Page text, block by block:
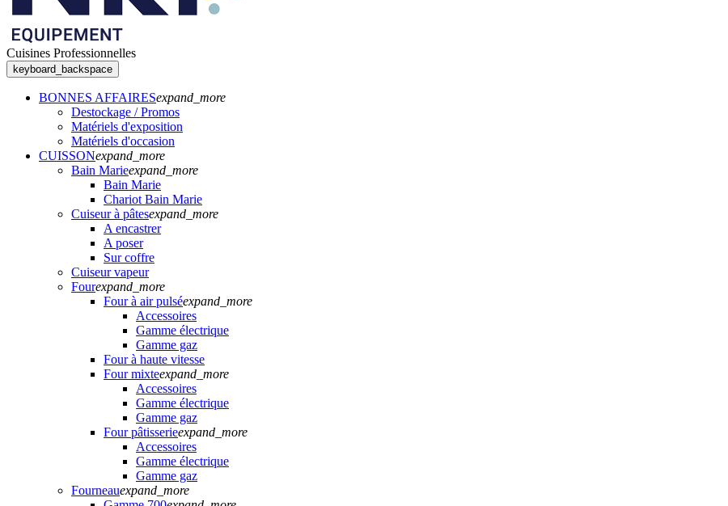
Cuisines Professionnelles
keyboard_backspace
BONNES AFFAIRESexpand_more
Destockage / Promos
Matériels d'exposition
Matériels d'occasion
CUISSONexpand_more
Bain Marieexpand_more
Bain Marie
Chariot Bain Marie
Cuiseur à pâtesexpand_more
A encastrer
A poser
Sur coffre
Cuiseur vapeur
Fourexpand_more
Four à air pulséexpand_more
Accessoires
Gamme électrique
Gamme gaz
Four à haute vitesse
Four mixteexpand_more
Accessoires
Gamme électrique
Gamme gaz
Four pâtisserieexpand_more
Accessoires
Gamme électrique
Gamme gaz
Fourneauexpand_more